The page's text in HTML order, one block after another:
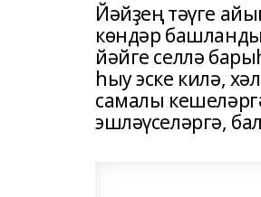
Йәйҙең тәүге
көндәр
йәйге селлә
һыу эске килә,
самалы
эшләүселәргә,